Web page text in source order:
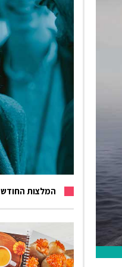
המלצות החודש